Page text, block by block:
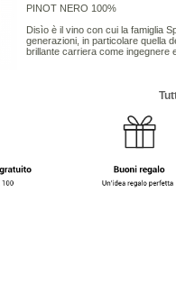
PINOT NERO 100%
Disìo è il vino con cui la famiglia
generazioni, in particolare quella
brillante carriera come ingegnere